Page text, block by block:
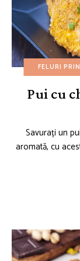
FELURI
Pui cu
Savurați un
aromată, cu